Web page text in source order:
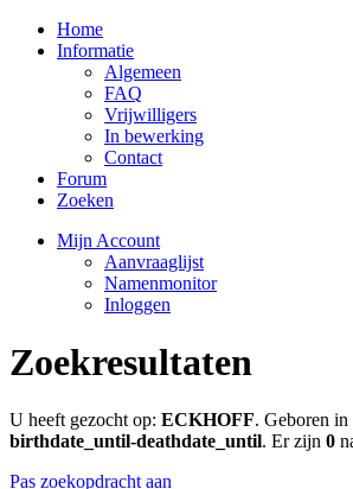
Home
Informatie
Algemeen
FAQ
Vrijwilligers
In bewerking
Contact
Forum
Zoeken
Mijn Account
Aanvraaglijst
Namenmonitor
Inloggen
Zoekresultaten
U heeft gezocht op: ECKHOFF. Geboren in
birthdate_until-deathdate_until. Er zijn 0
Pas zoekopdracht aan